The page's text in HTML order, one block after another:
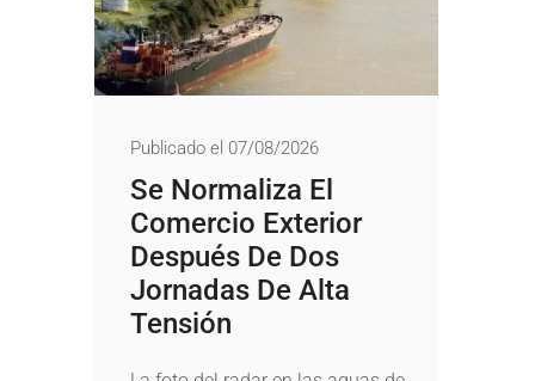
Publicado el 07/08/2026
Se Normaliza El
Comercio Exterior
Después De Dos
Jornadas De Alta
Tensión